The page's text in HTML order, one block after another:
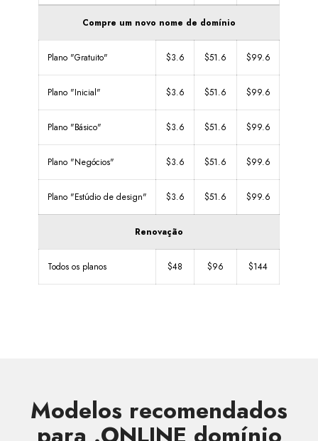
Compre um novo nome de domínio
Plano "Gratuito" $3.6 $51.6 $99.6
Plano "Inicial" $3.6 $51.6 $99.6
Plano "Básico" $3.6 $51.6 $99.6
Plano "Negócios" $3.6 $51.6 $99.6
Plano "Estúdio de design" $3.6 $51.6 $99.6
Renovação
Todos os planos $48 $96 $144
Modelos recomendados